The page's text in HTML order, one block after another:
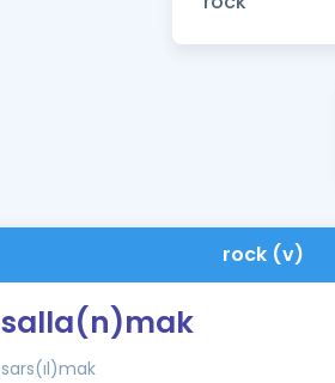
rock (v)
salla(n)mak
sars(ıl)mak